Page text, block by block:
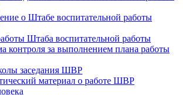
о Штабе воспитательной работы
Штаба воспитательной работы
контроля за выполнением плана работы
заседания ШВР
материал о работе ШВР